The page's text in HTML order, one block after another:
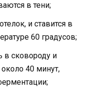
в тени;
и ставится в
60 градусов;
в сковороду и
40 минут,